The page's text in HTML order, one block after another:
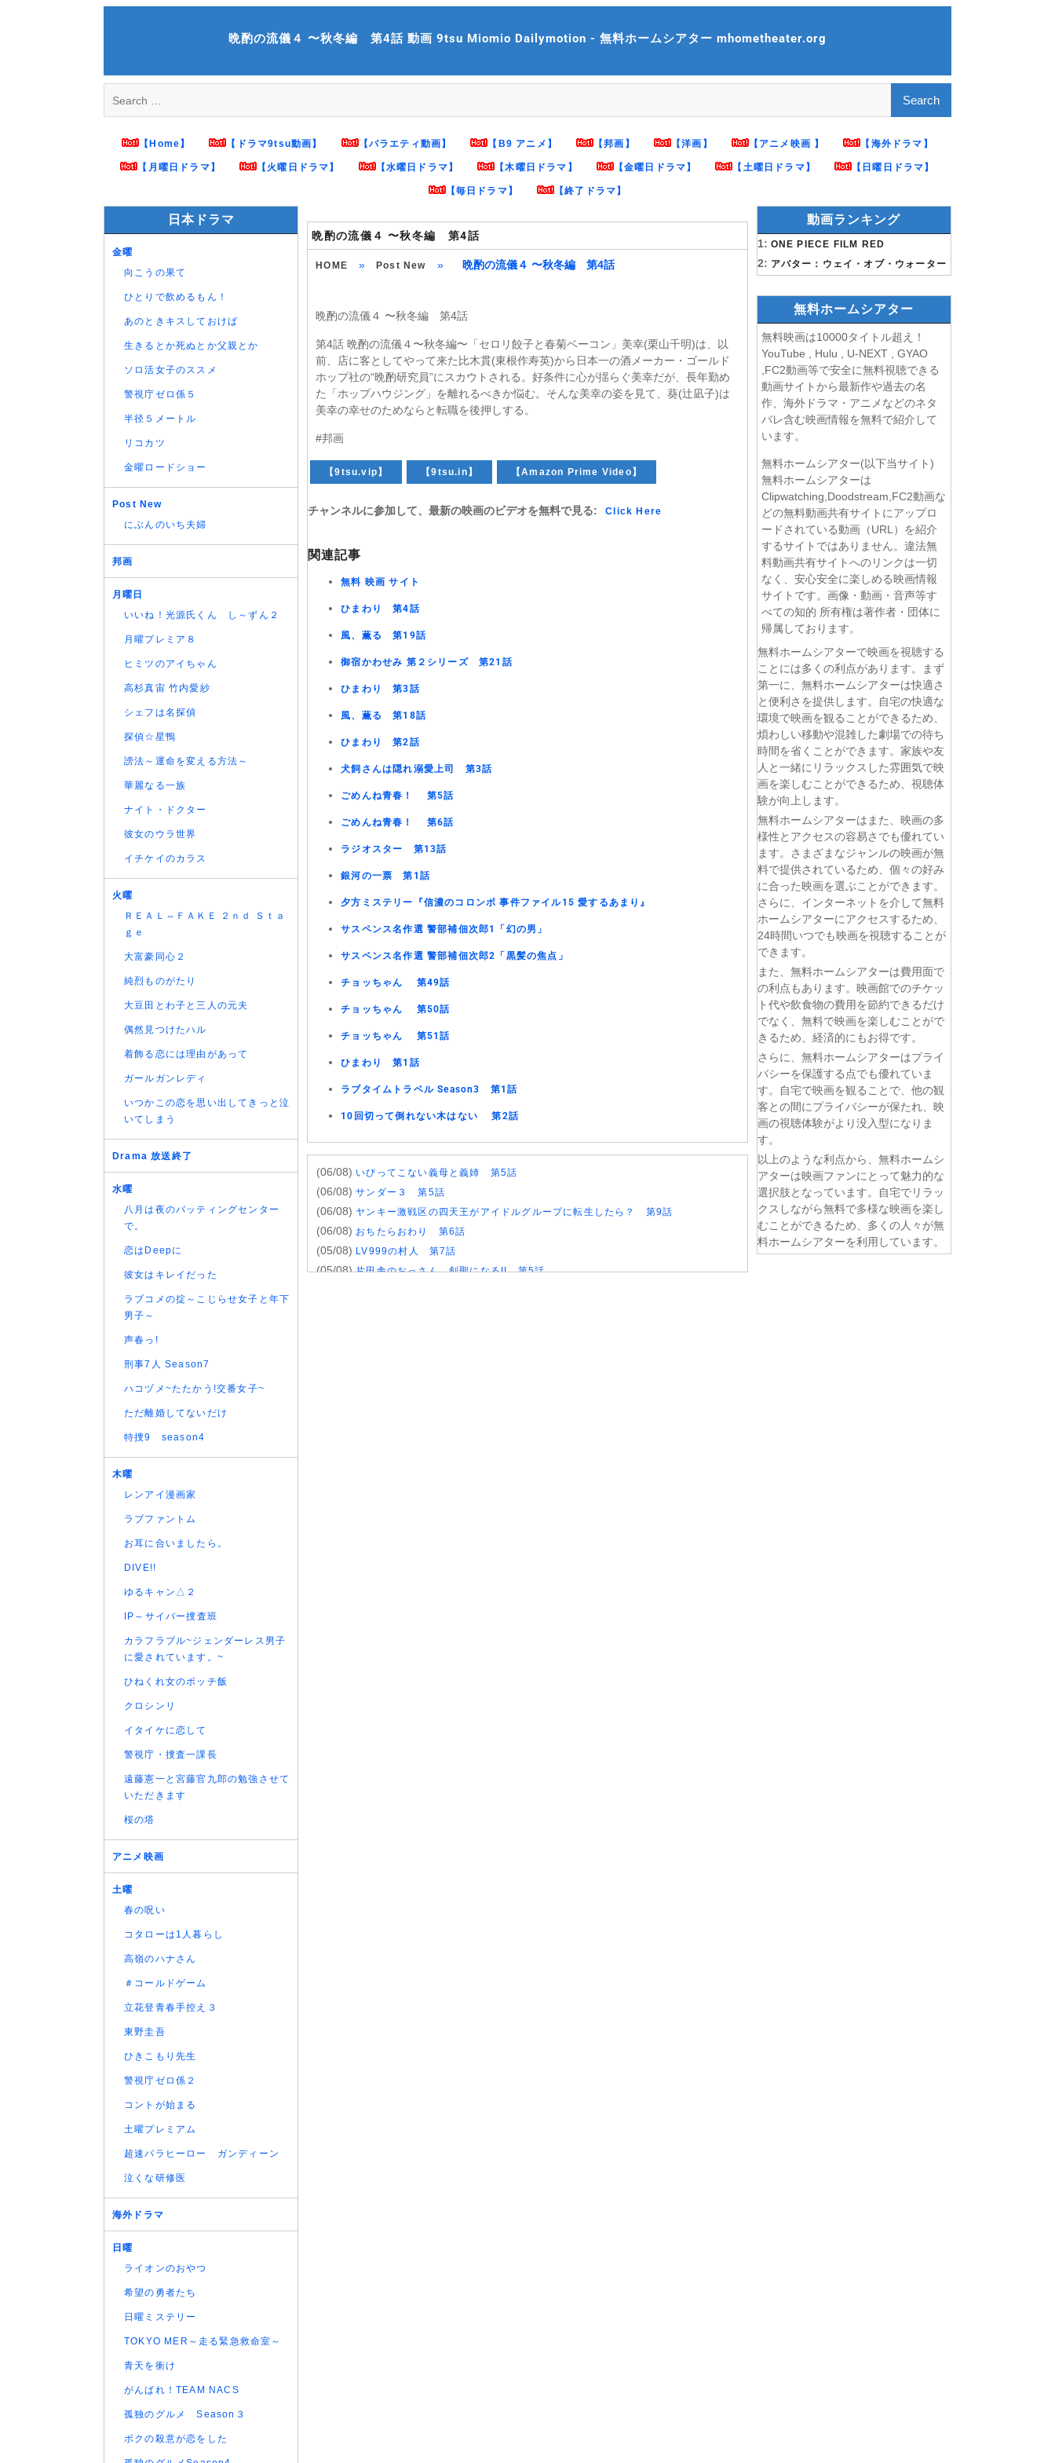
晩酌の流儀４ 〜秋冬編 第4話 動画 9tsu Miomio Dailymotion - 無料ホームシアター mhometheater.org
for:
【Home】 【ドラマ9tsu動画】 【バラエティ動画】 【B9 アニメ】 【邦画】 【洋画】 【アニメ映画 】 【海外ドラマ】
【月曜日ドラマ】 【火曜日ドラマ】 【水曜日ドラマ】 【木曜日ドラマ】 【金曜日ドラマ】 【土曜日ドラマ】 【日曜日ドラマ】
【毎日ドラマ】 【終了ドラマ】
晩酌の流儀４ 〜秋冬編 第4話
HOME » Post New » 晩酌の流儀４ 〜秋冬編 第4話
晩酌の流儀４ 〜秋冬編 第4話
第4話 晩酌の流儀４〜秋冬編〜「セロリ餃子と春菊ベーコン」美幸(栗山千明)は、以
前、店に客としてやって来た比木貫(東根作寿英)から日本一の酒メーカー・ゴールド
ホップ社の“晩酌研究員”にスカウトされる。好条件に心が揺らぐ美幸だが、長年勤め
た「ホップハウジング」を離れるべきか悩む。そんな美幸の姿を見て、葵(辻凪子)は
美幸の幸せのためならと転職を後押しする。
#邦画
【9tsu.vip】 【9tsu.in】 【Amazon Prime Video】
チャンネルに参加して、最新の映画のビデオを無料で見る: Click Here
関連記事
無料 映画 サイト
ひまわり 第4話
風、薫る 第19話
御宿かわせみ 第２シリーズ 第21話
ひまわり 第3話
風、薫る 第18話
ひまわり 第2話
犬飼さんは隠れ溺愛上司 第3話
ごめんね青春！ 第5話
ごめんね青春！ 第6話
ラジオスター 第13話
銀河の一票 第1話
夕方ミステリー『信濃のコロンボ 事件ファイル15 愛するあまり』
サスペンス名作選 警部補佃次郎1「幻の男」
サスペンス名作選 警部補佃次郎2「黒髪の焦点」
チョッちゃん 第49話
チョッちゃん 第50話
チョッちゃん 第51話
ひまわり 第1話
ラブタイムトラベル Season3 第1話
10回切って倒れない木はない 第2話
(06/08) いびってこない義母と義姉 第5話
(06/08)サンダー３ 第5話
(06/08) ヤンキー激戦区の四天王がアイドルグループに転生したら？ 第9話
(06/08) おちたらおわり 第6話
(05/08) LV999の村人 第7話
(05/08)片田舎のおっさん、剣聖になるII 第5話
動画ランキング
1: ONE PIECE FILM RED
2: アバター：ウェイ・オブ・ウォーター
無料ホームシアター
無料映画は10000タイトル超え！
YouTube , Hulu , U-NEXT , GYAO
,FC2動画等で安全に無料視聴できる
動画サイトから最新作や過去の名
作、海外ドラマ・アニメなどのネタ
バレ含む映画情報を無料で紹介して
います。
無料ホームシアター(以下当サイト)
無料ホームシアターは
Clipwatching,Doodstream,FC2動画な
どの無料動画共有サイトにアップロ
ードされている動画（URL）を紹介
するサイトではありません。違法無
料動画共有サイトへのリンクは一切
なく、安心安全に楽しめる映画情報
サイトです。画像・動画・音声等す
べての知的 所有権は著作者・団体に
帰属しております。
無料ホームシアターで映画を視聴する
ことには多くの利点があります。まず
第一に、無料ホームシアターは快適さ
と便利さを提供します。自宅の快適な
環境で映画を観ることができるため、
煩わしい移動や混雑した劇場での待ち
時間を省くことができます。家族や友
人と一緒にリラックスした雰囲気で映
画を楽しむことができるため、視聴体
験が向上します。
無料ホームシアターはまた、映画の多
様性とアクセスの容易さでも優れてい
ます。さまざまなジャンルの映画が無
料で提供されているため、個々の好み
に合った映画を選ぶことができます。
さらに、インターネットを介して無料
ホームシアターにアクセスするため、
24時間いつでも映画を視聴することが
できます。
また、無料ホームシアターは費用面で
の利点もあります。映画館でのチケッ
ト代や飲食物の費用を節約できるだけ
でなく、無料で映画を楽しむことがで
きるため、経済的にもお得です。
さらに、無料ホームシアターはプライ
バシーを保護する点でも優れていま
す。自宅で映画を観ることで、他の観
客との間にプライバシーが保たれ、映
画の視聴体験がより没入型になりま
す。
以上のような利点から、無料ホームシ
アターは映画ファンにとって魅力的な
選択肢となっています。自宅でリラッ
クスしながら無料で多様な映画を楽し
むことができるため、多くの人々が無
料ホームシアターを利用しています。
日本ドラマ
金曜
向こうの果て
ひとりで飲めるもん！
あのときキスしておけば
生きるとか死ぬとか父親とか
ソロ活女子のススメ
警視庁ゼロ係５
半径５メートル
リコカツ
金曜ロードショー
Post New
にぶんのいち夫婦
邦画
月曜日
いいね！光源氏くん し～ずん２
月曜プレミア８
ヒミツのアイちゃん
高杉真宙 竹内愛紗
シェフは名探偵
探偵☆星鴨
謗法～運命を変える方法～
華麗なる一族
ナイト・ドクター
彼女のウラ世界
イチケイのカラス
火曜
ＲＥＡＬ⇔ＦＡＫＥ ２ｎｄ Ｓｔａ
ｇｅ
大富豪同心２
純烈ものがたり
大豆田とわ子と三人の元夫
偶然見つけたハル
着飾る恋には理由があって
ガールガンレディ
いつかこの恋を思い出してきっと泣
いてしまう
Drama 放送終了
水曜
八月は夜のバッティングセンター
で。
恋はDeepに
彼女はキレイだった
ラブコメの掟～こじらせ女子と年下
男子～
声春っ!
刑事7人 Season7
ハコヅメ~たたかう!交番女子~
ただ離婚してないだけ
特捜9 season4
木曜
レンアイ漫画家
ラブファントム
お耳に合いましたら。
DIVE!!
ゆるキャン△２
IP～サイバー捜査班
カラフラブル~ジェンダーレス男子
に愛されています。~
ひねくれ女のボッチ飯
クロシンリ
イタイケに恋して
警視庁・捜査一課長
遠藤憲一と宮藤官九郎の勉強させて
いただきます
桜の塔
アニメ映画
土曜
春の呪い
コタローは1人暮らし
高嶺のハナさん
＃コールドゲーム
立花登青春手控え３
東野圭吾
ひきこもり先生
警視庁ゼロ係２
コントが始まる
土曜プレミアム
超速パラヒーロー ガンディーン
泣くな研修医
海外ドラマ
日曜
ライオンのおやつ
希望の勇者たち
日曜ミステリー
TOKYO MER～走る緊急救命室～
青天を衝け
がんばれ！TEAM NACS
孤独のグルメ Season３
ボクの殺意が恋をした